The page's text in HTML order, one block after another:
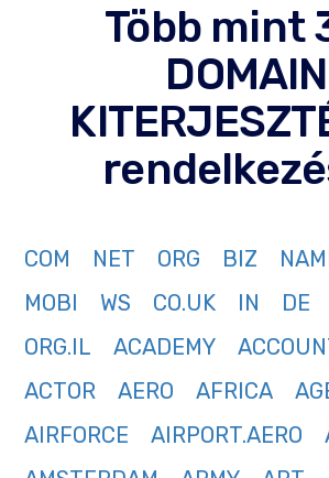
Több mint
DOMAIN
COM NET ORG BIZ
MOBI
WS CO.UK IN DE
ORG.IL
ACADEMY
ACTOR
AERO AFRICA
AIRFORCE
AIRPORT.AERO